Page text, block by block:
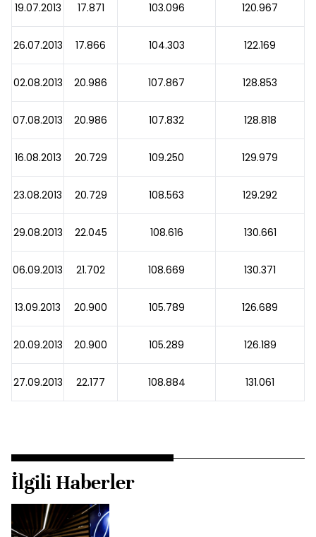
19.07.2013 17.871 103.096 120.967
26.07.2013 17.866 104.303 122.169
02.08.2013 20.986 107.867 128.853
07.08.2013 20.986 107.832 128.818
16.08.2013 20.729 109.250 129.979
23.08.2013 20.729 108.563 129.292
29.08.2013 22.045 108.616 130.661
06.09.2013 21.702 108.669 130.371
13.09.2013 20.900 105.789 126.689
20.09.2013 20.900 105.289 126.189
27.09.2013 22.177 108.884 131.061
İlgili Haberler